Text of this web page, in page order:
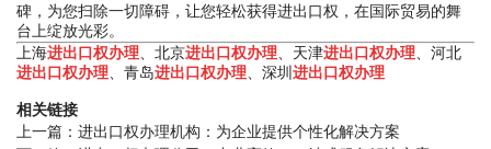
碑，为您扫除一切障碍，让您轻松获得进出口权，在国际贸易的舞
台上绽放光彩。
上海进出口权办理、北京进出口权办理、天津进出口权办理、河北
进出口权办理、青岛进出口权办理、深圳 进出口权办理
相关链接
上一篇： 进出口权办理机构：为企业提供个性化解决方案